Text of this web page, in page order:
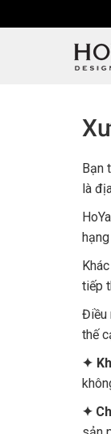
Bạn
là
tiếp
Điều
thế
✦
✦
những
lựa chọn
khi biết đến
này mình cảm
vì phong cách
như mẫu
nhìu nhìu vì